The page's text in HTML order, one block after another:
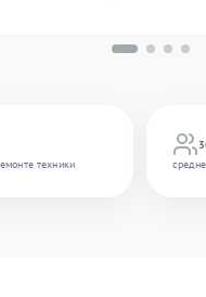
техники